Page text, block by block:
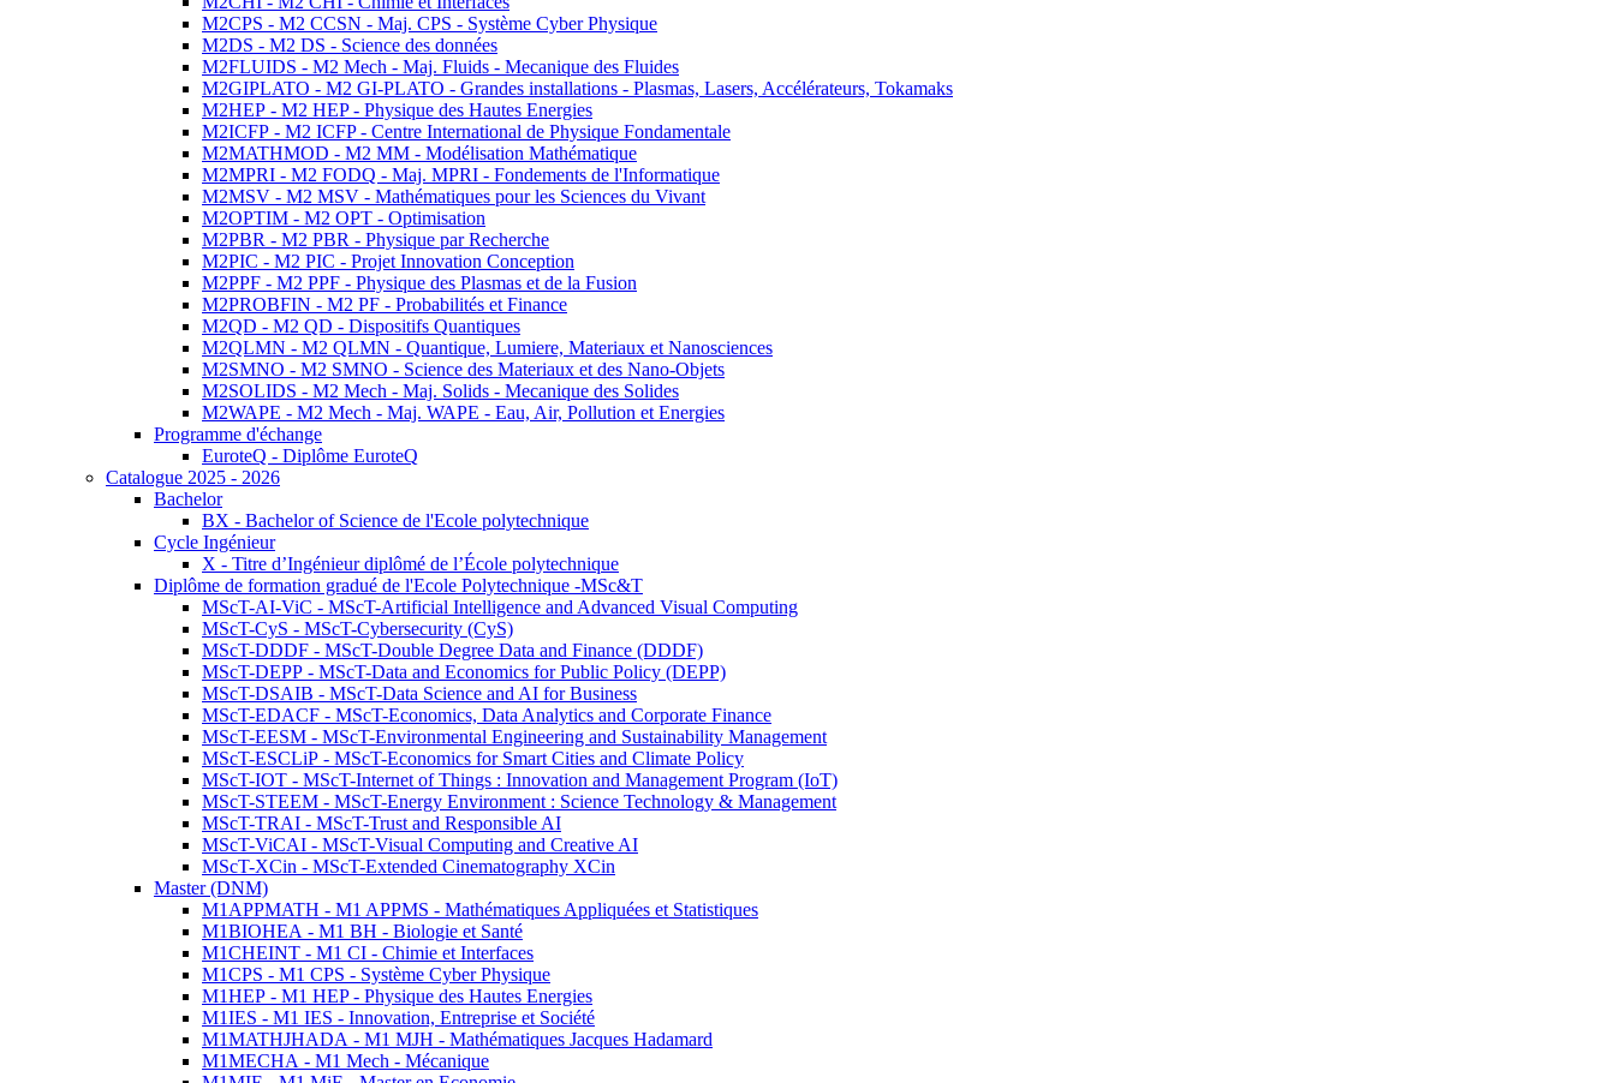
M2CPS - M2 CCSN - Maj. CPS - Système Cyber Physique
M2DS - M2 DS - Science des données
M2FLUIDS - M2 Mech - Maj. Fluids - Mecanique des Fluides
M2GIPLATO - M2 GI-PLATO - Grandes installations - Plasmas, Lasers, Accélérateurs, Tokamaks
M2HEP - M2 HEP - Physique des Hautes Energies
M2ICFP - M2 ICFP - Centre International de Physique Fondamentale
M2MATHMOD - M2 MM - Modélisation Mathématique
M2MPRI - M2 FODQ - Maj. MPRI - Fondements de l'Informatique
M2MSV - M2 MSV - Mathématiques pour les Sciences du Vivant
M2OPTIM - M2 OPT - Optimisation
M2PBR - M2 PBR - Physique par Recherche
M2PIC - M2 PIC - Projet Innovation Conception
M2PPF - M2 PPF - Physique des Plasmas et de la Fusion
M2PROBFIN - M2 PF - Probabilités et Finance
M2QD - M2 QD - Dispositifs Quantiques
M2QLMN - M2 QLMN - Quantique, Lumiere, Materiaux et Nanosciences
M2SMNO - M2 SMNO - Science des Materiaux et des Nano-Objets
M2SOLIDS - M2 Mech - Maj. Solids - Mecanique des Solides
M2WAPE - M2 Mech - Maj. WAPE - Eau, Air, Pollution et Energies
Programme d'échange
EuroteQ - Diplôme EuroteQ
Catalogue 2025 - 2026
Bachelor
BX - Bachelor of Science de l'Ecole polytechnique
Cycle Ingénieur
X - Titre d’Ingénieur diplômé de l’École polytechnique
Diplôme de formation gradué de l'Ecole Polytechnique -MSc&T
MScT-AI-ViC - MScT-Artificial Intelligence and Advanced Visual Computing
MScT-CyS - MScT-Cybersecurity (CyS)
MScT-DDDF - MScT-Double Degree Data and Finance (DDDF)
MScT-DEPP - MScT-Data and Economics for Public Policy (DEPP)
MScT-DSAIB - MScT-Data Science and AI for Business
MScT-EDACF - MScT-Economics, Data Analytics and Corporate Finance
MScT-EESM - MScT-Environmental Engineering and Sustainability Management
MScT-ESCLiP - MScT-Economics for Smart Cities and Climate Policy
MScT-IOT - MScT-Internet of Things : Innovation and Management Program (IoT)
MScT-STEEM - MScT-Energy Environment : Science Technology & Management
MScT-TRAI - MScT-Trust and Responsible AI
MScT-ViCAI - MScT-Visual Computing and Creative AI
MScT-XCin - MScT-Extended Cinematography XCin
Master (DNM)
M1APPMATH - M1 APPMS - Mathématiques Appliquées et Statistiques
M1BIOHEA - M1 BH - Biologie et Santé
M1CHEINT - M1 CI - Chimie et Interfaces
M1CPS - M1 CPS - Système Cyber Physique
M1HEP - M1 HEP - Physique des Hautes Energies
M1IES - M1 IES - Innovation, Entreprise et Société
M1MATHJHADA - M1 MJH - Mathématiques Jacques Hadamard
M1MECHA - M1 Mech - Mécanique